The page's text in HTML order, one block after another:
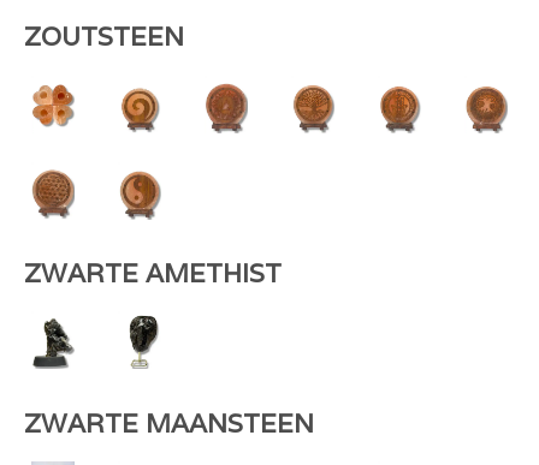
ZOUTSTEEN
ZWARTE AMETHIST
ZWARTE MAANSTEEN